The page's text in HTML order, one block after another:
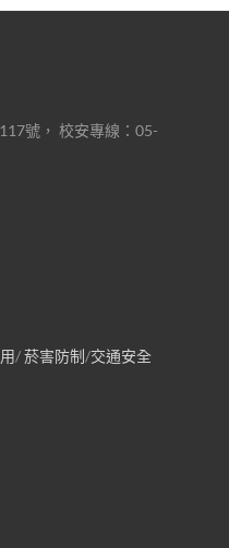
號， 校安專線：05-
/菸害防制/交通安全